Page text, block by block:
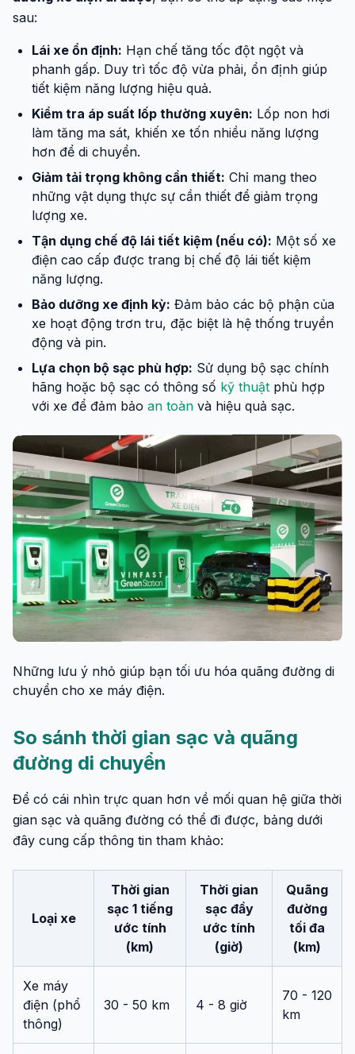
sau:
Lái xe ổn định: Hạn chế tăng tốc đột ngột và
phanh gấp. Duy trì tốc độ vừa phải, ổn định giúp
tiết kiệm năng lượng hiệu quả.
Kiểm tra áp suất lốp thường xuyên: Lốp non hơi
làm tăng ma sát, khiến xe tốn nhiều năng lượng
hơn để di chuyển.
Giảm tải trọng không cần thiết: Chỉ mang theo
những vật dụng thực sự cần thiết để giảm trọng
lượng xe.
Tận dụng chế độ lái tiết kiệm (nếu có): Một số xe
điện cao cấp được trang bị chế độ lái tiết kiệm
năng lượng.
Bảo dưỡng xe định kỳ: Đảm bảo các bộ phận của
xe hoạt động trơn tru, đặc biệt là hệ thống truyền
động và pin.
Lựa chọn bộ sạc phù hợp: Sử dụng bộ sạc chính
hãng hoặc bộ sạc có thông số kỹ thuật phù hợp
với xe để đảm bảo an toàn và hiệu quả sạc.
Những lưu ý nhỏ giúp bạn tối ưu hóa quãng đường di
chuyển cho xe máy điện.
So sánh thời gian sạc và quãng
đường di chuyển
Để có cái nhìn trực quan hơn về mối quan hệ giữa thời
gian sạc và quãng đường có thể đi được, bảng dưới
đây cung cấp thông tin tham khảo:
Loại xe
Thời gian
sạc 1 tiếng
ước tính
(km)
Thời gian
sạc đầy
ước tính
(giờ)
Quãng
đường
tối đa
(km)
Xe máy
điện (phổ
thông)
30 - 50 km 4 - 8 giờ
70 - 120
km